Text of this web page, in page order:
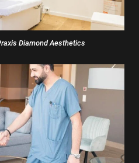
Diamond Aesthetics